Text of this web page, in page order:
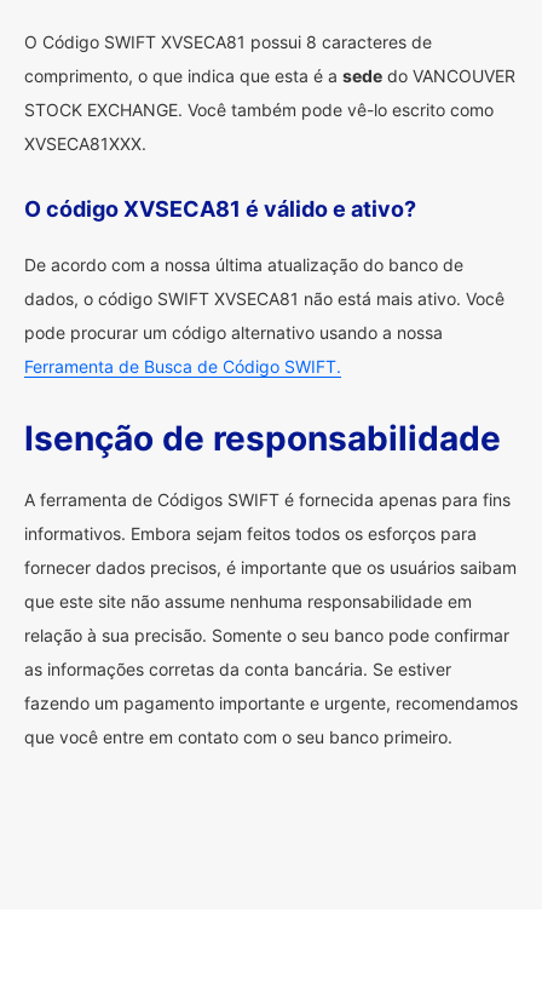
O Código SWIFT XVSECA81 possui 8 caracteres de
comprimento, o que indica que esta é a sede do VANCOUVER
STOCK EXCHANGE. Você também pode vê-lo escrito como
XVSECA81XXX.
O código XVSECA81 é válido e ativo?
De acordo com a nossa última atualização do banco de
dados, o código SWIFT XVSECA81 não está mais ativo. Você
pode procurar um código alternativo usando a nossa
Ferramenta de Busca de Código SWIFT.
Isenção de responsabilidade
A ferramenta de Códigos SWIFT é fornecida apenas para fins
informativos. Embora sejam feitos todos os esforços para
fornecer dados precisos, é importante que os usuários saibam
que este site não assume nenhuma responsabilidade em
relação à sua precisão. Somente o seu banco pode confirmar
as informações corretas da conta bancária. Se estiver
fazendo um pagamento importante e urgente, recomendamos
que você entre em contato com o seu banco primeiro.